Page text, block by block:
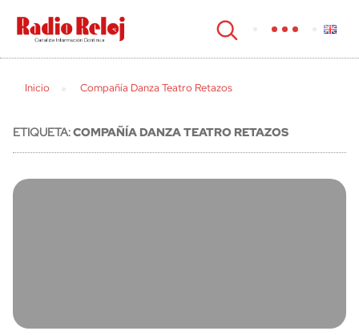
cerrar
Inicio Compañía Danza Teatro Retazos
ETIQUETA:COMPAÑÍA DANZA TEATRO RETAZOS